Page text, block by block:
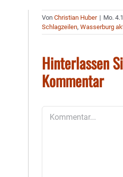
VonChristian Huber | Mo.
Schlagzeilen,Wasserburg
Hinterlassen
Kommentar